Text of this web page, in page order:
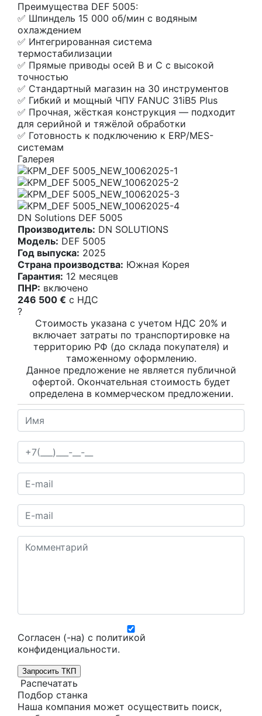
Преимущества DEF 5005:
✅ Шпиндель 15 000 об/мин с водяным
охлаждением
✅ Интегрированная система
термостабилизации
✅ Прямые приводы осей B и C с высокой
точностью
✅ Стандартный магазин на 30 инструментов
✅ Гибкий и мощный ЧПУ FANUC 31iB5 Plus
✅ Прочная, жёсткая конструкция — подходит
для серийной и тяжёлой обработки
✅ Готовность к подключению к ERP/MES-
системам
Галерея
DN Solutions DEF 5005
Производитель: DN SOLUTIONS
Модель: DEF 5005
Год выпуска: 2025
Страна производства: Южная Корея
Гарантия: 12 месяцев
ПНР: включено
246 500 € c НДС
?
Стоимость указана с учетом НДС 20% и
включает затраты по транспортировке на
территорию РФ (до склада покупателя) и
таможенному оформлению.
Данное предложение не является публичной
офертой. Окончательная стоимость будет
определена в коммерческом предложении.
Согласен (-на) с политикой
конфиденциальности.
Запросить ТКП
Распечатать
Подбор станка
Наша компания может осуществить поиск,